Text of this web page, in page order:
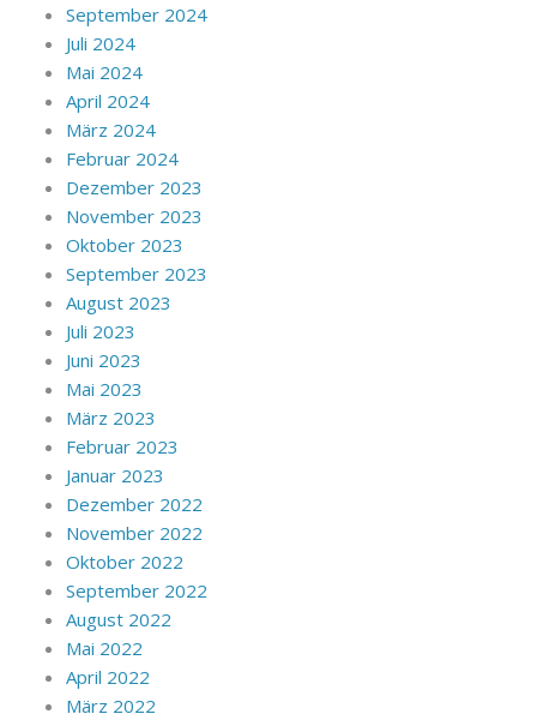
September 2024
Juli 2024
Mai 2024
April 2024
März 2024
Februar 2024
Dezember 2023
November 2023
Oktober 2023
September 2023
August 2023
Juli 2023
Juni 2023
Mai 2023
März 2023
Februar 2023
Januar 2023
Dezember 2022
November 2022
Oktober 2022
September 2022
August 2022
Mai 2022
April 2022
März 2022